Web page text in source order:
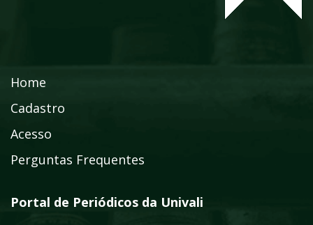
Home
Cadastro
Acesso
Perguntas Frequentes
Portal de Periódicos da Univali